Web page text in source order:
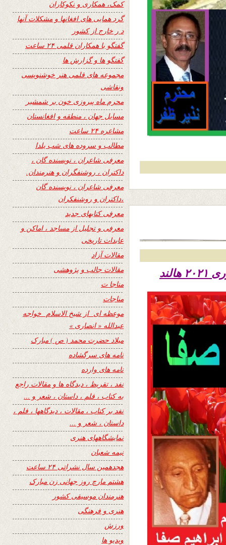
کمک، همکاری و نکوکاران
گرد همایی های افغانها و مشکلات آنها
د ر خارج از کشور
گفتگو با همکاران قلمی ۲۴ ساعت
گفتگو ها و گزارش ها
مجموعه های قلمی هنر خوشنویسی
ونقاشی
محرم ماه پیروزی خون بر شمشیر
مسایل جهان ، منطقه و افغانستان
مشاعره ۲۴ ساعت
مطالب و سروده های شب یلدا
معرفی شاعران ، نویسنده گان ،
داکتران ، روشنفگران و هنرمندان.
معرفی شاعران ، نویسنده گان
،داکتران و روشنفکران
معرفی کتابهای جدید
معرفی و تجلیل از مساجد ، اماکن و
عابدات تاریخی
مقالات آزاد
مقالات جالب و پژوهشی
مناجا ت
مناجات
موعظه ای از شیخ الاسلام خواجه
عبدالله « انصاری »
میلاد حضرت محمد ( ص ) مبارک
نامه های سرگشاده
نامه های وارده
نفد ، تقریظ ، دیدگاه ها و مقالات راجع
به کتاب ، فلم ، داستان ، شعر و …
نفد بر کتاب ، مقالات ، دیدگاهها ، فلم ،
داستان ، شعر و …
نمایشگاههای هنری
نیمه شعبان
هجدهمین سال نشراتی ۲۴ ساعت
هشتم مارچ روز جهانی زن مبارک
هنرمندان موسیقی کشور
هنری و فرهنگی
ورزش
ویدیو ها